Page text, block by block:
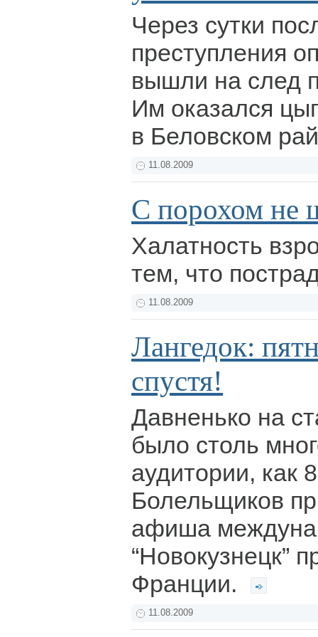
Через сутки
преступления
вышли на след
Им оказался
в Беловском
11.08.2009
С порохом не
Халатность
тем, что
11.08.2009
Лангедок:
спустя!
Давненько на
было столь
аудитории, как
Болельщиков
афиша
“Новокузнецк”
Франции.
11.08.2009